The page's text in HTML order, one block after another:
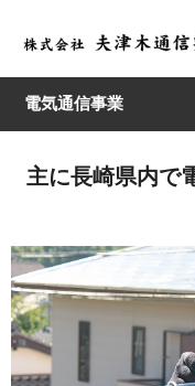
電気通信事業
主に長崎県内で